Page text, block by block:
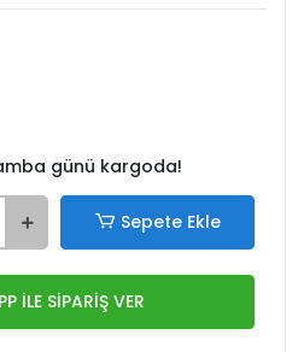
günü kargoda!
Sepete Ekle
İLE SİPARİŞ VER